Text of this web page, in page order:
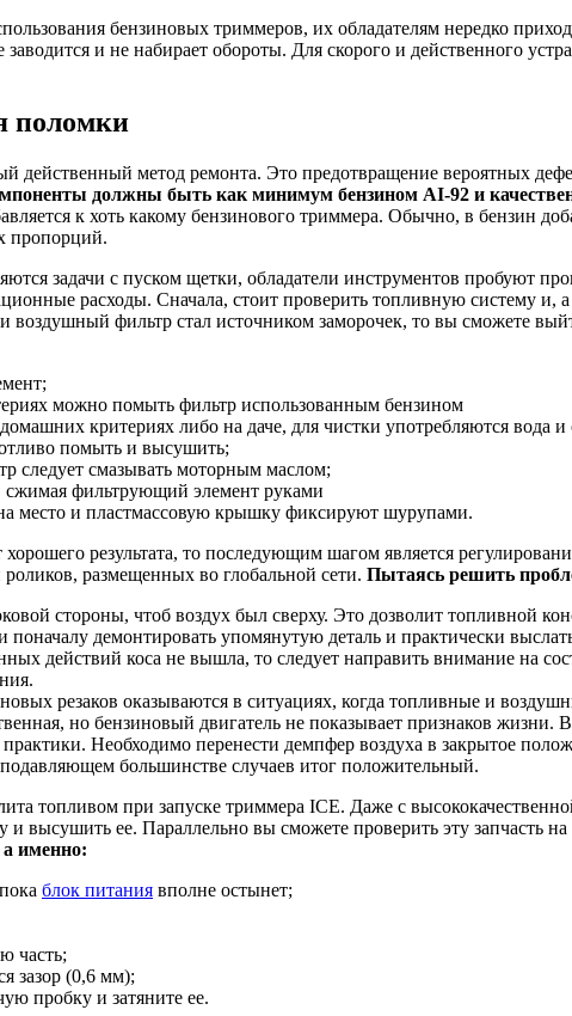
бензиновых триммеров, их обладателям нередко
заводится и не набирает обороты. Для скорого и действенного
поломки
действенный метод ремонта. Это предотвращение вероятных
должны быть как минимум бензином AI-92 и
к хоть какому бензинового триммера. Обычно, в
пропорций.
задачи с пуском щетки, обладатели инструментов пробуют
расходы. Сначала, стоит проверить топливную систему
воздушный фильтр стал источником заморочек, то вы сможете
можно помыть фильтр использованным бензином
критериях либо на даче, для чистки употребляются вода
помыть и высушить;
следует смазывать моторным маслом;
сжимая фильтрующий элемент руками
место и пластмассовую крышку фиксируют шурупами.
результата, то последующим шагом является
размещенных во глобальной сети. Пытаясь решить
стороны, чтоб воздух был сверху. Это дозволит топливной
демонтировать упомянутую деталь и практически
действий коса не вышла, то следует направить внимание на
резаков оказываются в ситуациях, когда топливные и
но бензиновый двигатель не показывает признаков
Необходимо перенести демпфер воздуха в закрытое
большинстве случаев итог положительный.
топливом при запуске триммера ICE. Даже с
высушить ее. Параллельно вы сможете проверить эту запчасть
именно:
блок питания вполне остынет;
часть;
зазор (0,6 мм);
пробку и затяните ее.